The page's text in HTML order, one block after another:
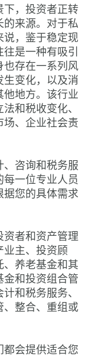
下，投资者正转
来源。对于私
，鉴于稳定现
是一种有吸引
也存在一系列风
变化，以及消
地方。该行业
和税收变化、
、企业社会责
咨询和税务服
一位专业人员
您的具体需求
者和资产管理
主、投资顾
养老基金和其
和投资组合管
和税务服务、
、整合、重组或
会提供适合您